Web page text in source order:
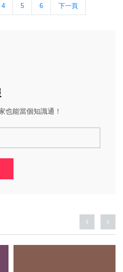
4 5 6 下一頁
也能當個知識通！